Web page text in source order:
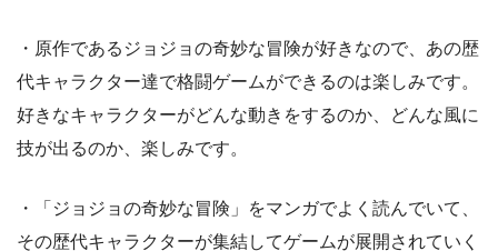
・原作であるジョジョの奇妙な冒険が好きなので、あの歴
代キャラクター達で格闘ゲームができるのは楽しみです。
好きなキャラクターがどんな動きをするのか、どんな風に
技が出るのか、楽しみです。
・「ジョジョの奇妙な冒険」をマンガでよく読んでいて、
その歴代キャラクターが集結してゲームが展開されていく